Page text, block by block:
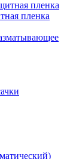
пленка